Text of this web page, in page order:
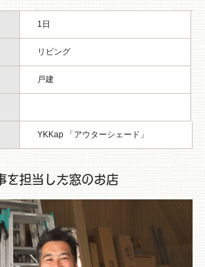
1日
リビング
戸建
YKKap 「アウターシェード」
を担当した窓のお店